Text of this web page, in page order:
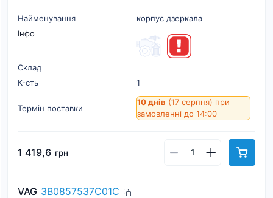
Найменування
корпус дзеркала
Інфо
Склад
К-cть
1
Термін поставки
10 днів (17 серпня) при
замовленні до 14:00
1 419,6 грн
VAG 3B0857537C01C